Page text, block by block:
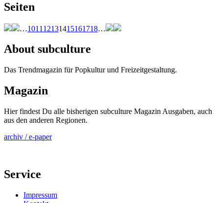
Seiten
…1011 12131415161718…
About subculture
Das Trendmagazin für Popkultur und Freizeitgestaltung.
Magazin
Hier findest Du alle bisherigen subculture Magazin Ausgaben, auch
aus den anderen Regionen.
archiv / e-paper
Service
Impressum